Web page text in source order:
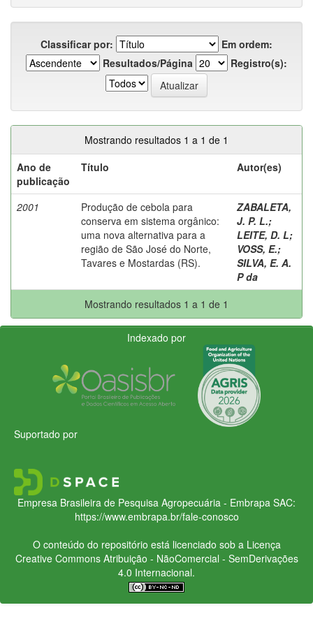
Classificar por:
Em ordem:
Resultados/Página
Registro(s):
Mostrando resultados 1 a 1 de 1
Ano de
publicação
Título Autor(es)
2001
Produção de cebola para
conserva em sistema orgânico:
uma nova alternativa para a
região de São José do Norte,
Tavares e Mostardas (RS).
ZABALETA,
J. P. L.;
LEITE, D. L;
VOSS, E.;
SILVA, E. A.
P da
Mostrando resultados 1 a 1 de 1
Indexado por
Suportado por
Empresa Brasileira de Pesquisa Agropecuária - Embrapa SAC:
https://www.embrapa.br/fale-conosco
O conteúdo do repositório está licenciado sob a Licença
Creative CommonsAtribuição - NãoComercial - SemDerivações
4.0 Internacional.